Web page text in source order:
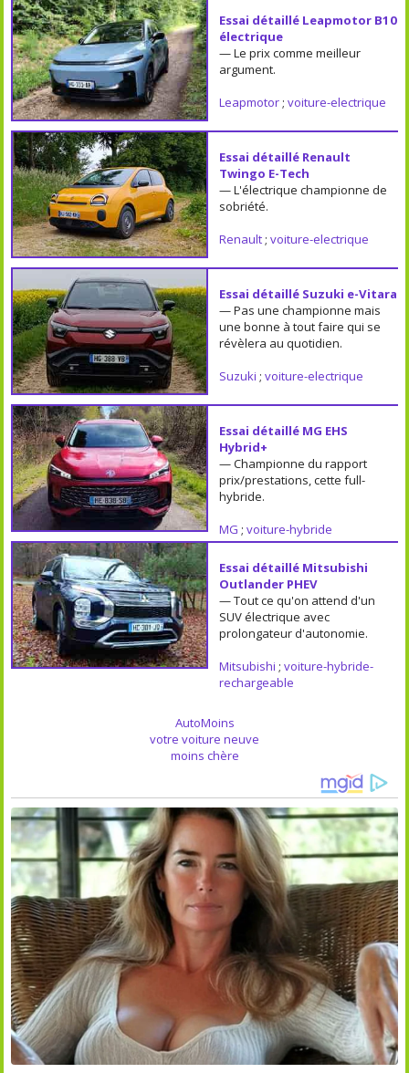
Essai détaillé Leapmotor B10
électrique
— Le prix comme meilleur
argument.
Leapmotor; voiture-electrique
Essai détaillé Renault
Twingo E-Tech
— L'électrique championne de
sobriété.
Renault; voiture-electrique
Essai détaillé Suzuki e-Vitara
— Pas une championne mais
une bonne à tout faire qui se
révèlera au quotidien.
Suzuki ; voiture-electrique
Essai détaillé MG EHS
Hybrid+
— Championne du rapport
prix/prestations, cette full-
hybride.
MG ; voiture-hybride
Essai détaillé Mitsubishi
Outlander PHEV
— Tout ce qu'on attend d'un
SUV électrique avec
prolongateur d'autonomie.
Mitsubishi ; voiture-hybride-
rechargeable
AutoMoins
votre voiture neuve
moins chère